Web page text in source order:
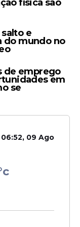
de
que, em
há
física são
e
do mundo no
de emprego
em
se
06:52, 09 Ago